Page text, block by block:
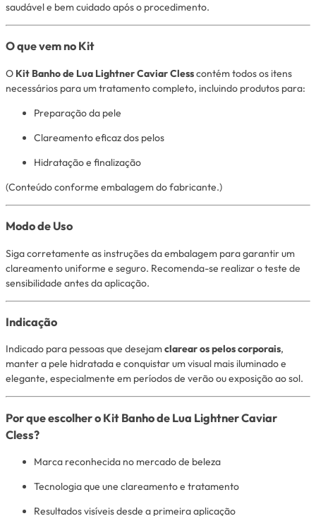
saudável e bem cuidado após o procedimento.
O que vem no Kit
O Kit Banho de Lua Lightner Caviar Clesscontém todos os itens
necessários para um tratamento completo, incluindo produtos para:
Preparação da pele
Clareamento eficaz dos pelos
Hidratação e finalização
(Conteúdo conforme embalagem do fabricante.)
Modo de Uso
Siga corretamente as instruções da embalagem para garantir um
clareamento uniforme e seguro. Recomenda-se realizar o teste de
sensibilidade antes da aplicação.
Indicação
Indicado para pessoas que desejamclarear os pelos corporais,
manter a pele hidratada e conquistar um visual mais iluminado e
elegante, especialmente em períodos de verão ou exposição ao sol.
Por que escolher o Kit Banho de Lua Lightner Caviar
Cless?
Marca reconhecida no mercado de beleza
Tecnologia que une clareamento e tratamento
Resultados visíveis desde a primeira aplicação